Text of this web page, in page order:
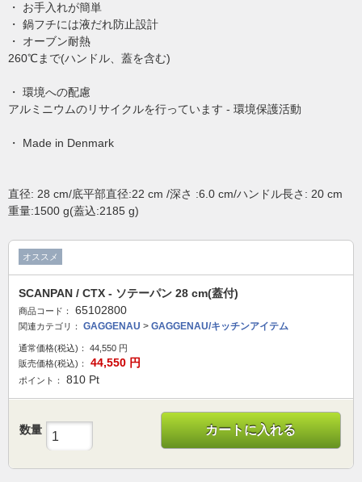
・ お手入れが簡単
・ 鍋フチには液だれ防止設計
・ オーブン耐熱
260℃まで(ハンドル、蓋を含む)
・ 環境への配慮
アルミニウムのリサイクルを行っています - 環境保護活動
・ Made in Denmark
直径: 28 cm/底平部直径:22 cm /深さ :6.0 cm/ハンドル長さ: 20 cm
重量:1500 g(蓋込:2185 g)
オススメ
SCANPAN / CTX - ソテーパン 28 cm(蓋付)
商品コード： 65102800
関連カテゴリ： GAGGENAU > GAGGENAU/キッチンアイテム
通常価格(税込)： 44,550 円
販売価格(税込)：
44,550 円
ポイント： 810 Pt
数量 カートに入れる